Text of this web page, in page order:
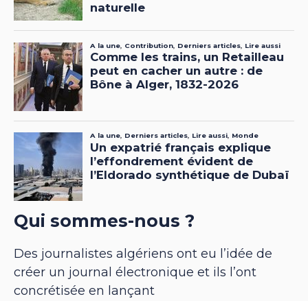
Qui sommes-nous ?
Des journalistes algériens ont eu l’idée de
créer un journal électronique et ils l’ont
concrétisée en lançant